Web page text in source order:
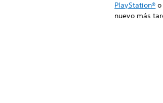
PlayStation®
nuevo más